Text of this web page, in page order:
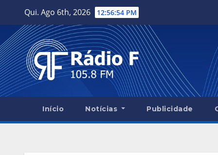
content
Qui. Ago 6th, 2026 12:56:55 PM
Início Notícias Publicidade